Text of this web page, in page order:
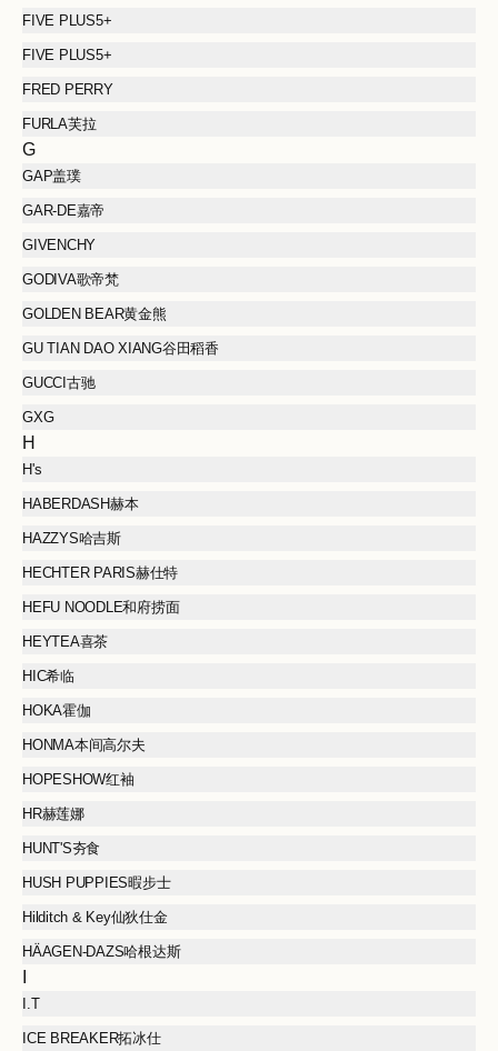
FIVE PLUS5+
FIVE PLUS5+
FRED PERRY
FURLA芙拉
G
GAP盖璞
GAR-DE嘉帝
GIVENCHY
GODIVA歌帝梵
GOLDEN BEAR黄金熊
GU TIAN DAO XIANG谷田稻香
GUCCI古驰
GXG
H
H's
HABERDASH赫本
HAZZYS哈吉斯
HECHTER PARIS赫仕特
HEFU NOODLE和府捞面
HEYTEA喜茶
HIC希临
HOKA霍伽
HONMA本间高尔夫
HOPESHOW红袖
HR赫莲娜
HUNT'S夯食
HUSH PUPPIES暇步士
Hilditch & Key仙狄仕金
HÄAGEN-DAZS哈根达斯
I.T
ICE BREAKER拓冰仕